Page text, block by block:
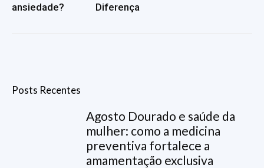
ansiedade?
Diferença
Posts Recentes
Agosto Dourado e saúde da
mulher: como a medicina
preventiva fortalece a
amamentação exclusiva